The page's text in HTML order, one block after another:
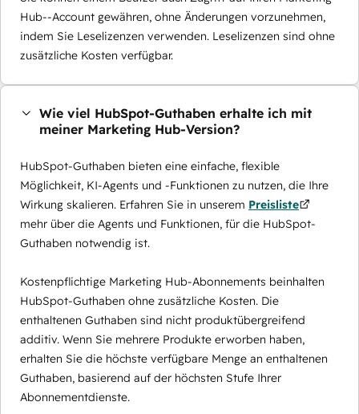
Hub--Account gewähren, ohne Änderungen vorzunehmen,
indem Sie Leselizenzen verwenden. Leselizenzen sind ohne
zusätzliche Kosten verfügbar.
Wie viel HubSpot-Guthaben erhalte ich mit
meiner Marketing Hub-Version?
HubSpot-Guthaben bieten eine einfache, flexible
Möglichkeit, KI-Agents und -Funktionen zu nutzen, die Ihre
Wirkung skalieren. Erfahren Sie in unserem Preisliste
mehr über die Agents und Funktionen, für die HubSpot-
Guthaben notwendig ist.
Kostenpflichtige Marketing Hub-Abonnements beinhalten
HubSpot-Guthaben ohne zusätzliche Kosten. Die
enthaltenen Guthaben sind nicht produktübergreifend
additiv. Wenn Sie mehrere Produkte erworben haben,
erhalten Sie die höchste verfügbare Menge an enthaltenen
Guthaben, basierend auf der höchsten Stufe Ihrer
Abonnementdienste.